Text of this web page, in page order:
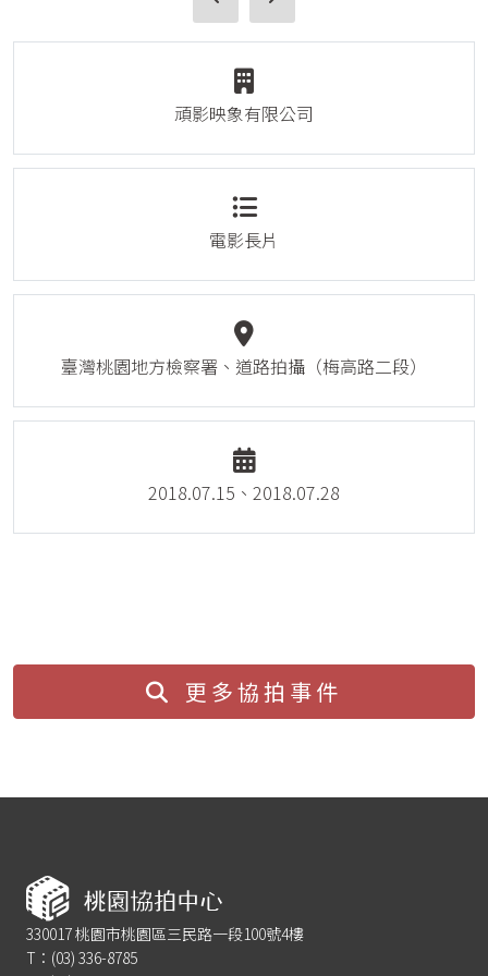
頑影映象有限公司
電影長片
臺灣桃園地方檢察署、道路拍攝（梅高路二段）
2018.07.15、2018.07.28
更多協拍事件
330017 桃園市桃園區三民路一段100號4樓
T：(03) 336-8785